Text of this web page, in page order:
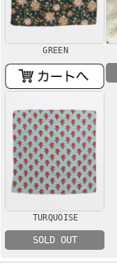
GREEN
TURQUOISE
SOLD OUT